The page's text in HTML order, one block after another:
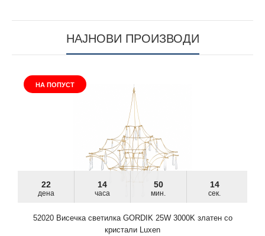
НАЈНОВИ ПРОИЗВОДИ
НА ПОПУСТ
22
дена
14
часа
50
мин.
13
сек.
52020 Висечка светилка GORDIK 25W 3000K златен со
кристали Luxen